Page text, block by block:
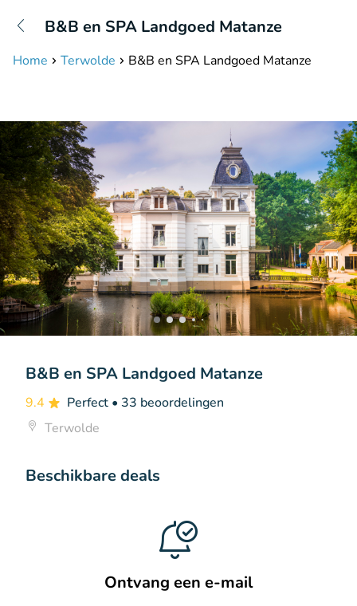
Bereikbaar tot 23:00 uur
B&B en SPA Landgoed Matanze
Home Terwolde B&B en SPA Landgoed Matanze
B&B en SPA Landgoed Matanze
9.4 Perfect • 33 beoordelingen
Terwolde
Beschikbare deals
Ontvang een e-mail